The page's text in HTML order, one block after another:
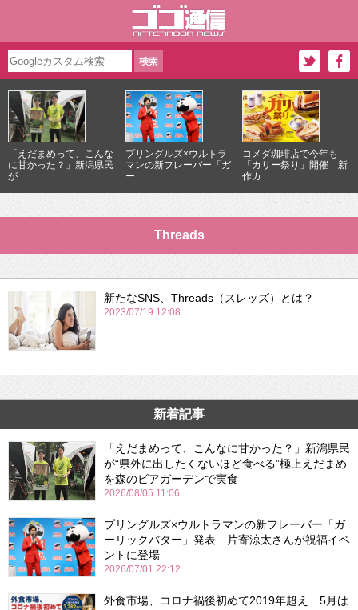
「えだまめって、こんな
に甘かった？」新潟県民
が...
プリングルズ×ウルトラ
マンの新フレーバー「ガ
ー...
コメダ珈琲店で今年も
「カリー祭り」開催 新
作カ...
Threads
新たなSNS、Threads（スレッズ）とは？
2023/07/19 12:08
新着記事
「えだまめって、こんなに甘かった？」新潟県民
が“県外に出したくないほど食べる”極上えだまめ
を森のビアガーデンで実食
2026/08/05 11:06
プリングルズ×ウルトラマンの新フレーバー「ガ
ーリックバター」発表 片寄涼太さんが祝福イベ
ントに登場
2026/07/01 22:12
外食市場、コロナ禍後初めて2019年超え 5月は